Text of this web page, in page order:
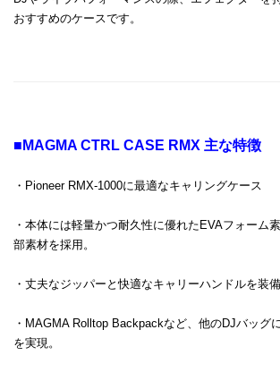
おすすめのケースです。
■MAGMA CTRL CASE RMX 主な特徴
・Pioneer RMX-1000に最適なキャリングケース
・本体には軽量かつ耐久性に優れたEVAフォーム
部素材を採用。
・丈夫なジッパーと快適なキャリーハンドルを装備
・MAGMA Rolltop Backpackなど、他のDJバッグ
を実現。